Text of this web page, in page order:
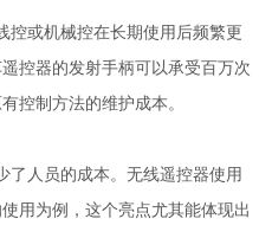
控或机械控在长期使用后频繁更
控器的发射手柄可以承受百万次
控制方法的维护成本。
了人员的成本。无线遥控器使用
用为例，这个亮点尤其能体现出